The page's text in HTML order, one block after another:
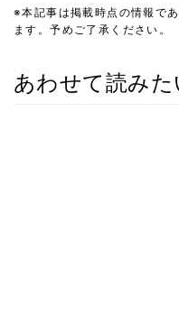
※本記事は掲載時点の情報で
ます。予めご了承ください。
あわせて読みた